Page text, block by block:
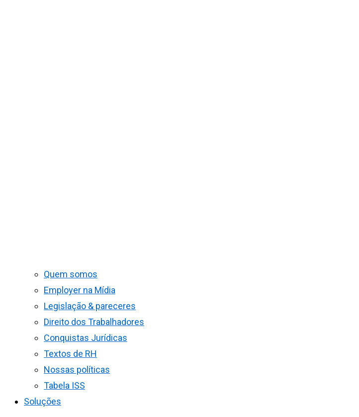
Quem somos
Employer na Mídia
Legislação & pareceres
Direito dos Trabalhadores
Conquistas Jurídicas
Textos de RH
Nossas políticas
Tabela ISS
Soluções